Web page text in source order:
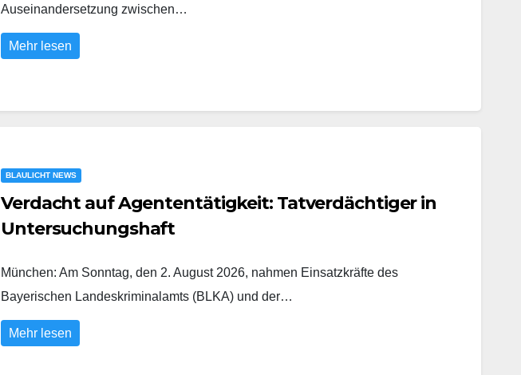
Auseinandersetzung zwischen…
Mehr lesen
BLAULICHT NEWS
Verdacht auf Agententätigkeit: Tatverdächtiger in
Untersuchungshaft
München: Am Sonntag, den 2. August 2026, nahmen Einsatzkräfte des
Bayerischen Landeskriminalamts (BLKA) und der…
Mehr lesen